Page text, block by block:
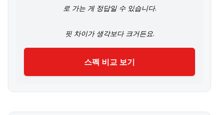
로 가는 게 정답일 수 있습니다.
핏 차이가 생각보다 크거든요.
스펙 비교 보기